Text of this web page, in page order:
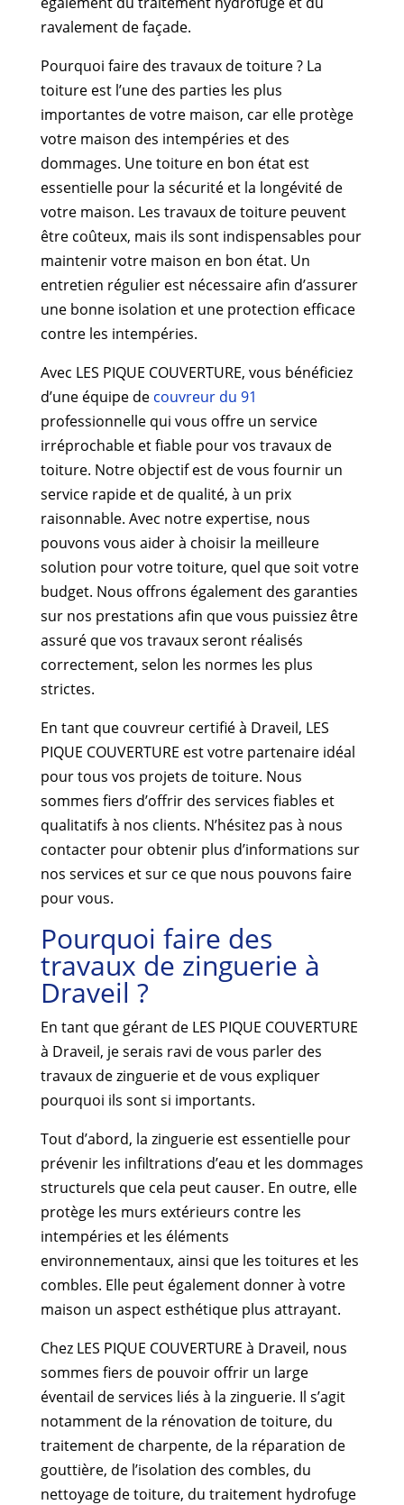
ravalement de façade.
Pourquoi faire des travaux de toiture ? La
toiture est l’une des parties les plus
importantes de votre maison, car elle protège
votre maison des intempéries et des
dommages. Une toiture en bon état est
essentielle pour la sécurité et la longévité de
votre maison. Les travaux de toiture peuvent
être coûteux, mais ils sont indispensables pour
maintenir votre maison en bon état. Un
entretien régulier est nécessaire afin d’assurer
une bonne isolation et une protection efficace
contre les intempéries.
Avec LES PIQUE COUVERTURE, vous bénéficiez
d’une équipe de couvreur du 91
professionnelle qui vous offre un service
irréprochable et fiable pour vos travaux de
toiture. Notre objectif est de vous fournir un
service rapide et de qualité, à un prix
raisonnable. Avec notre expertise, nous
pouvons vous aider à choisir la meilleure
solution pour votre toiture, quel que soit votre
budget. Nous offrons également des garanties
sur nos prestations afin que vous puissiez être
assuré que vos travaux seront réalisés
correctement, selon les normes les plus
strictes.
En tant que couvreur certifié à Draveil, LES
PIQUE COUVERTURE est votre partenaire idéal
pour tous vos projets de toiture. Nous
sommes fiers d’offrir des services fiables et
qualitatifs à nos clients. N’hésitez pas à nous
contacter pour obtenir plus d’informations sur
nos services et sur ce que nous pouvons faire
pour vous.
Pourquoi faire des
travaux de zinguerie à
Draveil ?
En tant que gérant de LES PIQUE COUVERTURE
à Draveil, je serais ravi de vous parler des
travaux de zinguerie et de vous expliquer
pourquoi ils sont si importants.
Tout d’abord, la zinguerie est essentielle pour
prévenir les infiltrations d’eau et les dommages
structurels que cela peut causer. En outre, elle
protège les murs extérieurs contre les
intempéries et les éléments
environnementaux, ainsi que les toitures et les
combles. Elle peut également donner à votre
maison un aspect esthétique plus attrayant.
Chez LES PIQUE COUVERTURE à Draveil, nous
sommes fiers de pouvoir offrir un large
éventail de services liés à la zinguerie. Il s’agit
notamment de la rénovation de toiture, du
traitement de charpente, de la réparation de
gouttière, de l’isolation des combles, du
nettoyage de toiture, du traitement hydrofuge